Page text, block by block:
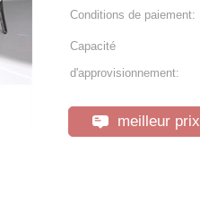
Conditions de paiement:
Capacité
d'approvisionnement:
meilleur prix